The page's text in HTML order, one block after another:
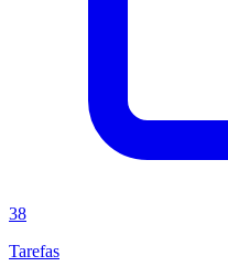
38
Tarefas